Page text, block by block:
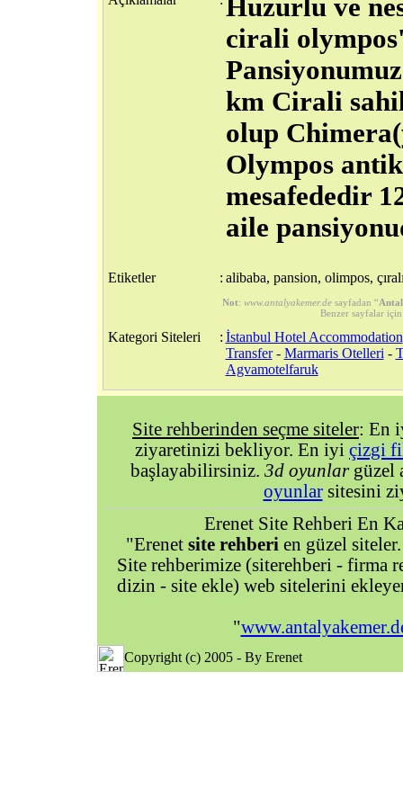
Huzurlu ve
cirali
km Cirali
olup
Olympos
mesafededir
aile
Etiketler : alibaba, pansion, olimpos,
Not: www.antalyakemer.desayfadan “
Benzer sayfalar için
Kategori Siteleri : İstanbul Hotel Accommodation
Transfer- Marmaris Otelleri -
Agvamotelfaruk
Site rehberinden seçme siteler: En
ziyaretinizi bekliyor. En iyi çizgi
başlayabilirsiniz. 3d oyunlargüzel
oyunlarsitesini
Erenet Site Rehberi En
"Erenet site rehberi en güzel
Site rehberimize (siterehberi - firma
dizin - site ekle) web sitelerini
"
Copyright (c) 2005 - By Erenet